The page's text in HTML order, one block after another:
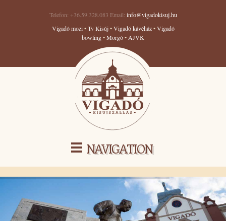
Telefon: +36.59.328.083 Email: info@vigadokisuj.hu
Vigadó mozi•Tv Kisúj•Vigadó kávéház•Vigadó
bowling•Morgó• AJVK
NAVIGATION